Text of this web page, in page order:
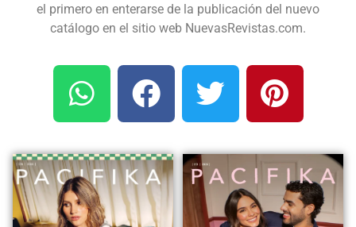
el primero en enterarse de la publicación del nuevo
catálogo en el sitio web NuevasRevistas.com.